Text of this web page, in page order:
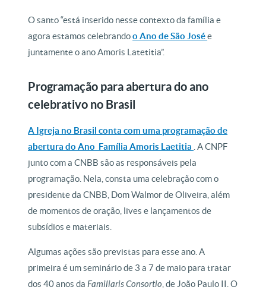
O santo “está inserido nesse contexto da família e
agora estamos celebrandoo Ano de São Josée
juntamente o ano Amoris Latetitia”.
Programação para abertura do ano
celebrativo no Brasil
A Igreja no Brasil conta com uma programação de
abertura do Ano Família Amoris Laetitia . A CNPF
junto com a CNBB são as responsáveis pela
programação. Nela, consta uma celebração com o
presidente da CNBB, Dom Walmor de Oliveira, além
de momentos de oração, lives e lançamentos de
subsídios e materiais.
Algumas ações são previstas para esse ano. A
primeira é um seminário de 3 a 7 de maio para tratar
dos 40 anos da Familiaris Consortio , de João Paulo II. O